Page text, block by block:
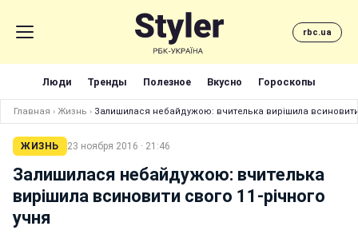
rbc.ua
Люди Тренды Полезное Вкусно Гороскопы
Главная › Жизнь › Залишилася небайдужою: вчителька вирішила всиновити
ЖИЗНЬ 23 ноября 2016 · 21:46
Залишилася небайдужою: вчителька
вирішила всиновити свого 11-річного
учня